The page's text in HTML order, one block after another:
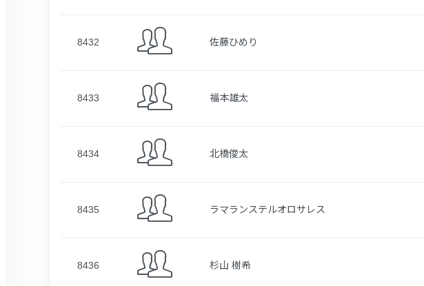
8432 佐藤ひめり
8433 福本雄太
8434 北橋俊太
8435 ラマランステルオロサレス
8436 杉山 樹希